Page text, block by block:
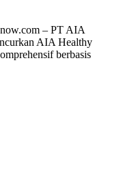
– PT AIA
AIA Healthy
berbasis